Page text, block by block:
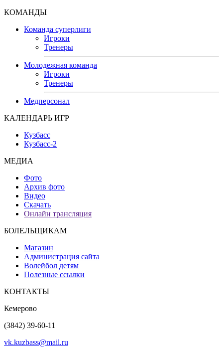
КОМАНДЫ
Команда суперлиги
Игроки
Тренеры
Молодежная команда
Игроки
Тренеры
Медперсонал
КАЛЕНДАРЬ ИГР
Кузбасс
Кузбасс-2
МЕДИА
Фото
Архив фото
Видео
Скачать
Онлайн трансляция
БОЛЕЛЬЩИКАМ
Магазин
Администрация сайта
Волейбол детям
Полезные ссылки
КОНТАКТЫ
Кемерово
(3842) 39-60-11
vk.kuzbass@mail.ru